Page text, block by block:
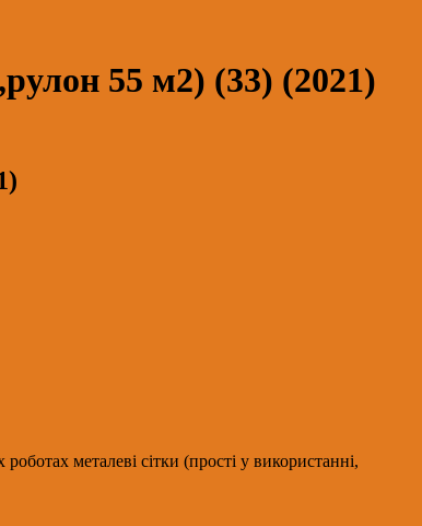
55 м2) (33) (2021)
металеві сітки (прості у використанні,